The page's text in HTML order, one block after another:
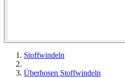
Stoffwindeln
Überhosen Stoffwindeln